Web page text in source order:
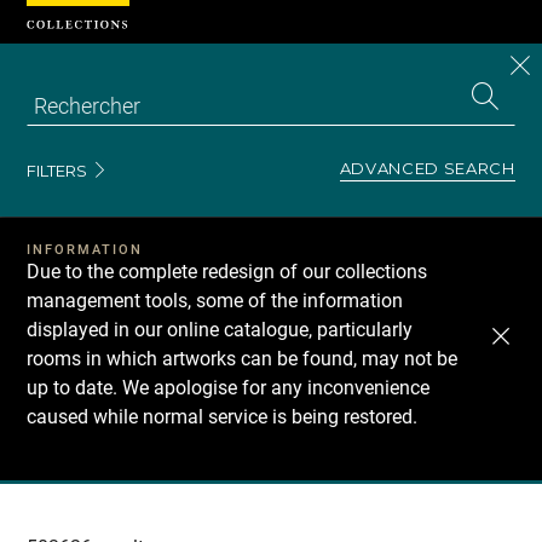
FILTERS ADVANCED SEARCH
INFORMATION
Due to the complete redesign of our collections
management tools, some of the information
displayed in our online catalogue, particularly
rooms in which artworks can be found, may not be
up to date. We apologise for any inconvenience
caused while normal service is being restored.
Recherche
Cookies management panel